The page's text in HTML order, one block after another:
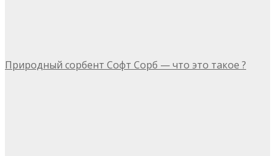
Природный сорбент Софт Сорб — что это такое ?